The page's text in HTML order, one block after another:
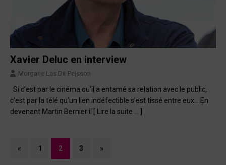
Xavier Deluc en interview
Morgane Las Dit Peisson
Si c’est par le cinéma qu’il a entamé sa relation avec le public,
c’est par la télé qu’un lien indéfectible s’est tissé entre eux… En
devenant Martin Bernier il
[ Lire la suite … ]
« 1 2 3 »